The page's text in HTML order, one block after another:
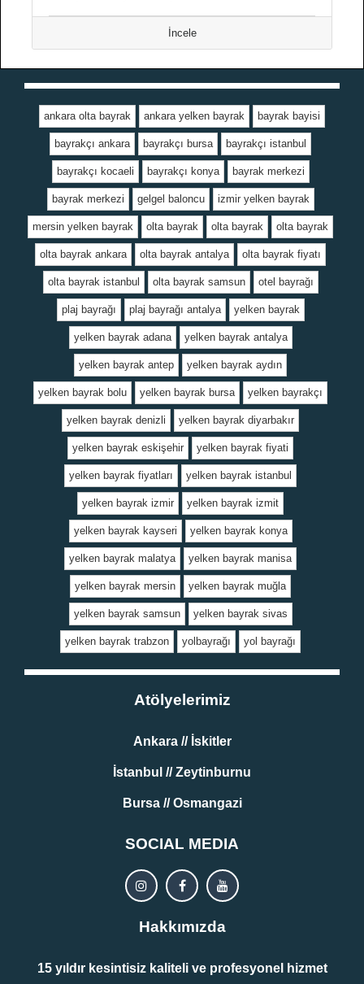
İncele
ankara olta bayrak ankara yelken bayrak bayrak bayisi
bayrakçı ankara bayrakçı bursa bayrakçı istanbul
bayrakçı kocaeli bayrakçı konya bayrak merkezi
bayrak merkezi gelgel baloncu izmir yelken bayrak
mersin yelken bayrak olta bayrak olta bayrak olta bayrak
olta bayrak ankara olta bayrak antalya olta bayrak fiyatı
olta bayrak istanbul olta bayrak samsun otel bayrağı
plaj bayrağı plaj bayrağı antalya yelken bayrak
yelken bayrak adana yelken bayrak antalya
yelken bayrak antep yelken bayrak aydın
yelken bayrak bolu yelken bayrak bursa yelken bayrakçı
yelken bayrak denizli yelken bayrak diyarbakır
yelken bayrak eskişehir yelken bayrak fiyati
yelken bayrak fiyatları yelken bayrak istanbul
yelken bayrak izmir yelken bayrak izmit
yelken bayrak kayseri yelken bayrak konya
yelken bayrak malatya yelken bayrak manisa
yelken bayrak mersin yelken bayrak muğla
yelken bayrak samsun yelken bayrak sivas
yelken bayrak trabzon yolbayrağı yol bayrağı
Atölyelerimiz
Ankara // İskitler
İstanbul // Zeytinburnu
Bursa // Osmangazi
SOCIAL MEDIA
Hakkımızda
15 yıldır kesintisiz kaliteli ve profesyonel hizmet